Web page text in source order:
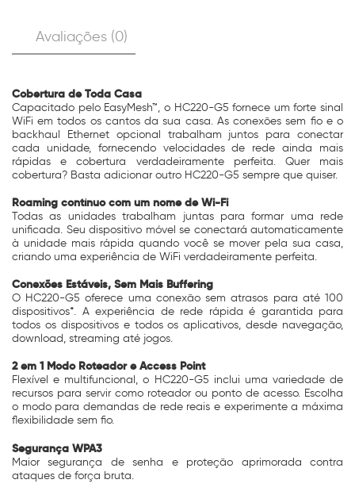
Avaliações (0)
Cobertura de Toda Casa
Capacitado pelo EasyMesh™, o HC220-G5 fornece um forte sinal
WiFi em todos os cantos da sua casa. As conexões sem fio e o
backhaul Ethernet opcional trabalham juntos para conectar
cada unidade, fornecendo velocidades de rede ainda mais
rápidas e cobertura verdadeiramente perfeita. Quer mais
cobertura? Basta adicionar outro HC220-G5 sempre que quiser.
Roaming contínuo com um nome de Wi-Fi
Todas as unidades trabalham juntas para formar uma rede
unificada. Seu dispositivo móvel se conectará automaticamente
à unidade mais rápida quando você se mover pela sua casa,
criando uma experiência de WiFi verdadeiramente perfeita.
Conexões Estáveis, Sem Mais Buffering
O HC220-G5 oferece uma conexão sem atrasos para até 100
dispositivos*. A experiência de rede rápida é garantida para
todos os dispositivos e todos os aplicativos, desde navegação,
download, streaming até jogos.
2 em 1 Modo Roteador e Access Point
Flexível e multifuncional, o HC220-G5 inclui uma variedade de
recursos para servir como roteador ou ponto de acesso. Escolha
o modo para demandas de rede reais e experimente a máxima
flexibilidade sem fio.
Segurança WPA3
Maior segurança de senha e proteção aprimorada contra
ataques de força bruta.